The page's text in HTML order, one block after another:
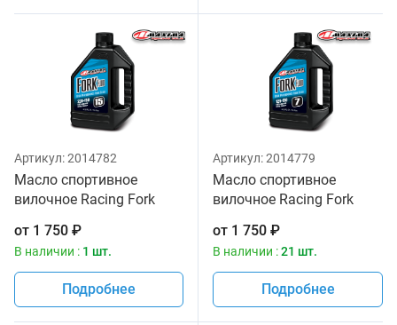
Артикул:2014782
Масло спортивное
вилочное Racing Fork
Maxima 1 литр
от 1 750 ₽
В наличии : 1 шт.
Подробнее
Артикул:2014779
Масло спортивное
вилочное Racing Fork
1 литр
от 1 750 ₽
В наличии :21 шт.
Подробнее